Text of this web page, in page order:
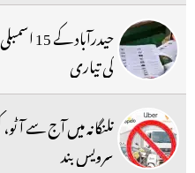
کی تیاری
تلنگانہ میں آج سے
سرویس بند